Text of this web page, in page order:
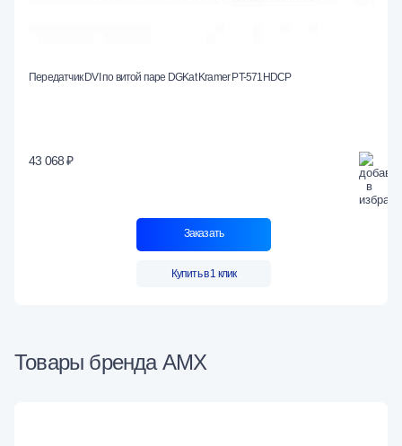
Передатчик DVI по витой паре DGKat Kramer PT-571HDCP
43 068 ₽
Заказать
Купить в 1 клик
Товары бренда AMX